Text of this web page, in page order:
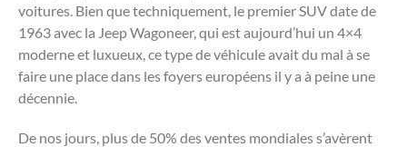
voitures. Bien que techniquement, le premier SUV date de
1963 avec la Jeep Wagoneer, qui est aujourd’hui un 4×4
moderne et luxueux, ce type de véhicule avait du mal à se
faire une place dans les foyers européens il y a à peine une
décennie.
De nos jours, plus de 50% des ventes mondiales s’avèrent